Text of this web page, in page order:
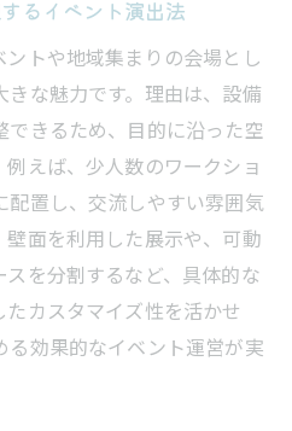
るイベント演出法
トや地域集まりの会場とし
な魅力です。理由は、設備
きるため、目的に沿った空
えば、少人数のワークショ
配置し、交流しやすい雰囲気
面を利用した展示や、可動
を分割するなど、具体的な
カスタマイズ性を活かせ
る効果的なイベント運営が実